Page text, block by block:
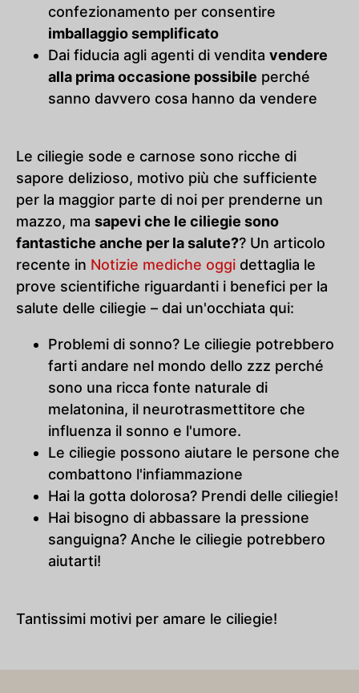
confezionamento per consentire
imballaggio semplificato
Dai fiducia agli agenti di vendita vendere
alla prima occasione possibile perché
sanno davvero cosa hanno da vendere
Le ciliegie sode e carnose sono ricche di
sapore delizioso, motivo più che sufficiente
per la maggior parte di noi per prenderne un
mazzo, ma sapevi che le ciliegie sono
fantastiche anche per la salute?? Un articolo
recente in Notizie mediche oggi dettaglia le
prove scientifiche riguardanti i benefici per la
salute delle ciliegie – dai un'occhiata qui:
Problemi di sonno? Le ciliegie potrebbero
farti andare nel mondo dello zzz perché
sono una ricca fonte naturale di
melatonina, il neurotrasmettitore che
influenza il sonno e l'umore.
Le ciliegie possono aiutare le persone che
combattono l'infiammazione
Hai la gotta dolorosa? Prendi delle ciliegie!
Hai bisogno di abbassare la pressione
sanguigna? Anche le ciliegie potrebbero
aiutarti!
Tantissimi motivi per amare le ciliegie!